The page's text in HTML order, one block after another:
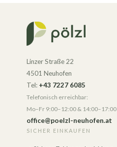
Linzer Straße 22
4501 Neuhofen
Tel: +43 7227 6085
Telefonisch erreichbar:
Mo–Fr 9:00–12:00 & 14:00–17:00
office@poelzl-neuhofen.at
SICHER EINKAUFEN